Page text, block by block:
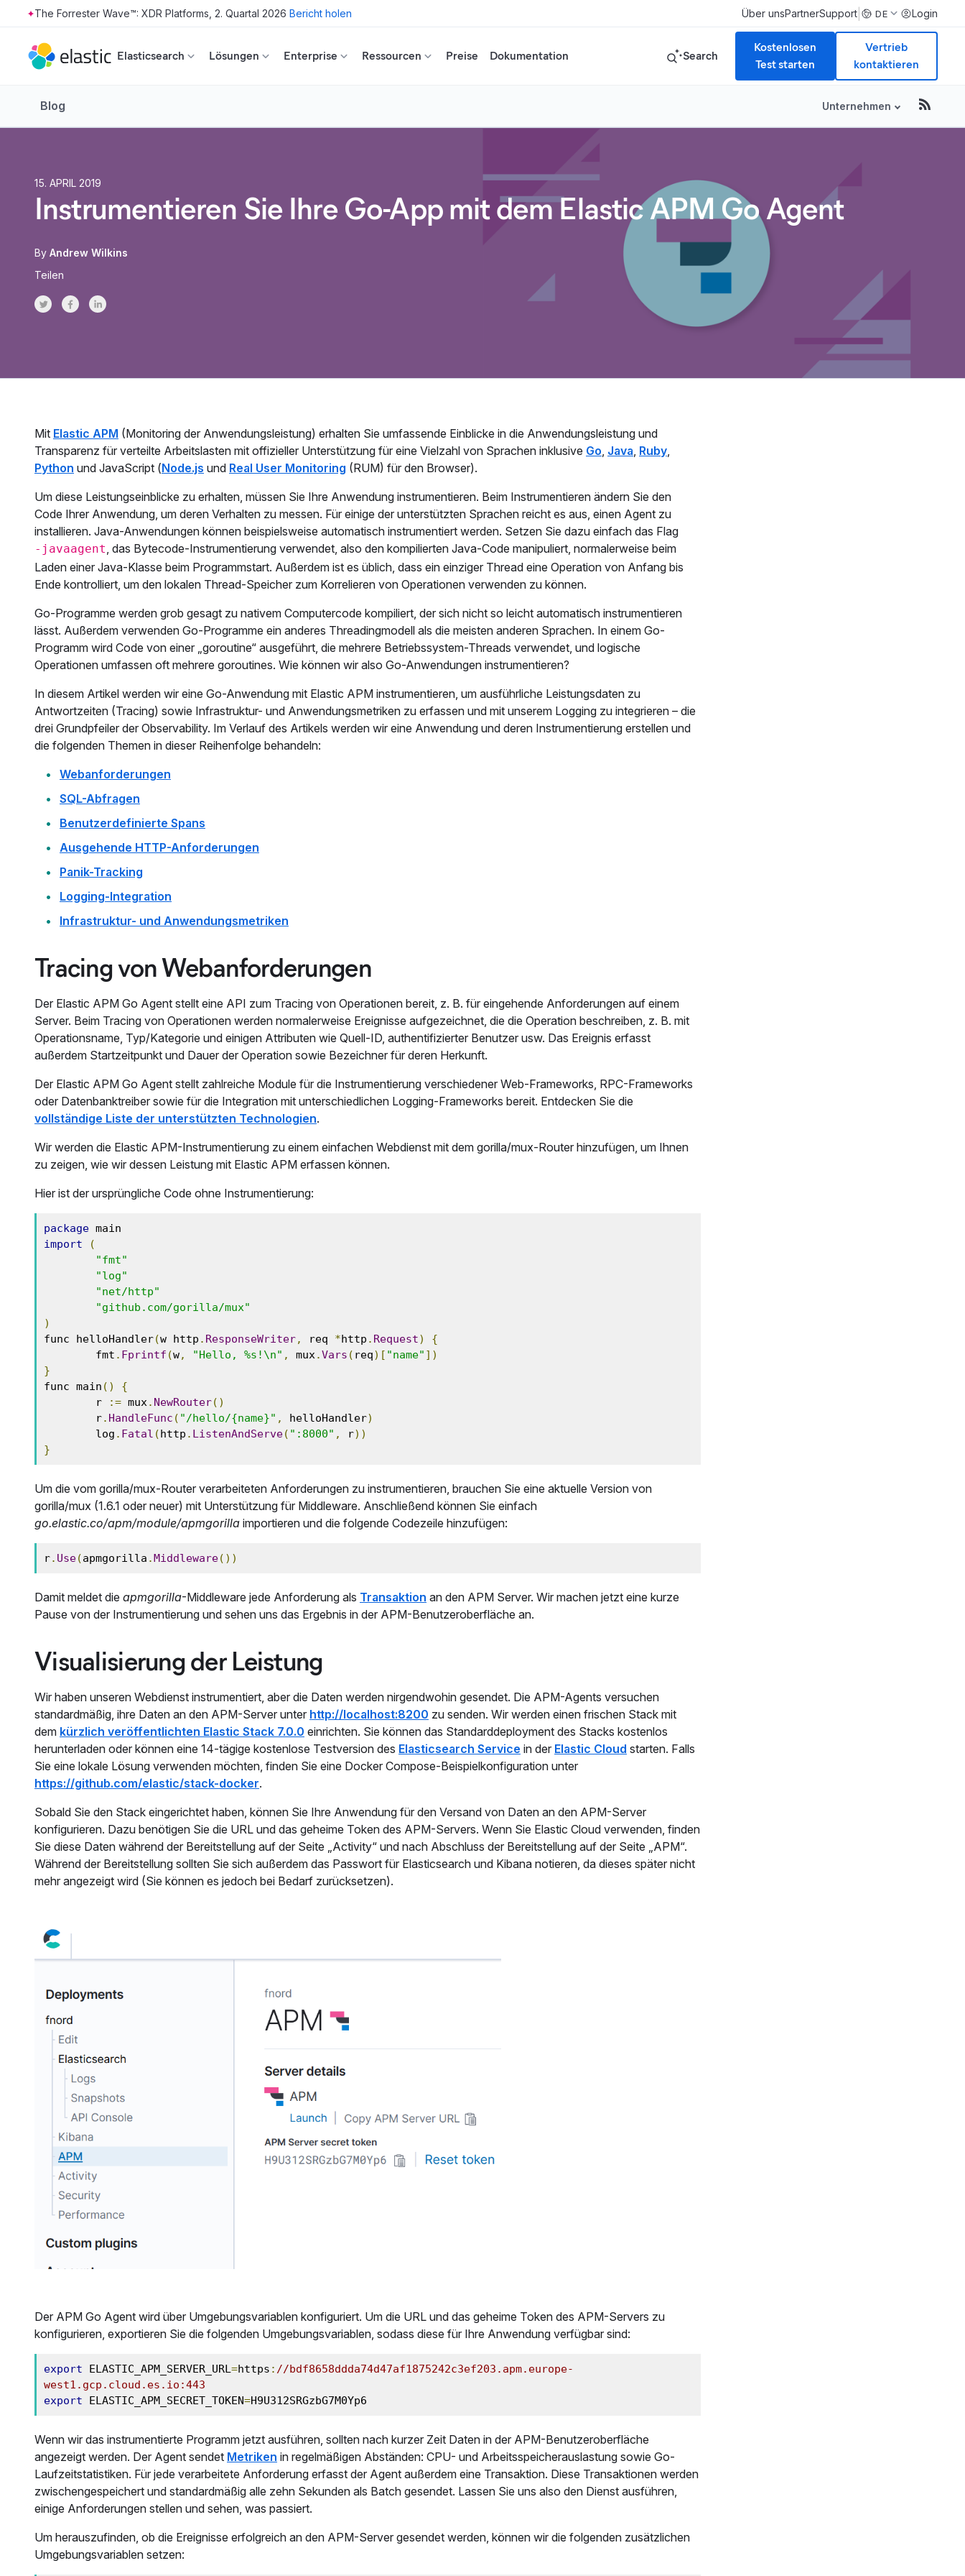
Skip to main content
The Forrester Wave™: XDR Platforms, 2. Quartal 2026 Bericht holen Über unsPartnerSupport DE Login
Elasticsearch Lösungen Enterprise Ressourcen Preise Dokumentation Search
Kostenlosen
Test starten
Vertrieb
kontaktieren
Blog Unternehmen
15. APRIL 2019
Instrumentieren Sie Ihre Go-App mit dem Elastic APM Go Agent
By Andrew Wilkins
Teilen
Share on Twitter
Share on Facebook
Share on LinkedInr
Mit Elastic APM (Monitoring der Anwendungsleistung) erhalten Sie umfassende Einblicke in die Anwendungsleistung und
Transparenz für verteilte Arbeitslasten mit offizieller Unterstützung für eine Vielzahl von Sprachen inklusive Go, Java, Ruby,
Python und JavaScript (Node.js und Real User Monitoring (RUM) für den Browser).
Um diese Leistungseinblicke zu erhalten, müssen Sie Ihre Anwendung instrumentieren. Beim Instrumentieren ändern Sie den
Code Ihrer Anwendung, um deren Verhalten zu messen. Für einige der unterstützten Sprachen reicht es aus, einen Agent zu
installieren. Java-Anwendungen können beispielsweise automatisch instrumentiert werden. Setzen Sie dazu einfach das Flag
‑javaagent, das Bytecode-Instrumentierung verwendet, also den kompilierten Java-Code manipuliert, normalerweise beim
Laden einer Java-Klasse beim Programmstart. Außerdem ist es üblich, dass ein einziger Thread eine Operation von Anfang bis
Ende kontrolliert, um den lokalen Thread-Speicher zum Korrelieren von Operationen verwenden zu können.
Go-Programme werden grob gesagt zu nativem Computercode kompiliert, der sich nicht so leicht automatisch instrumentieren
lässt. Außerdem verwenden Go-Programme ein anderes Threadingmodell als die meisten anderen Sprachen. In einem Go-
Programm wird Code von einer „goroutine“ ausgeführt, die mehrere Betriebssystem-Threads verwendet, und logische
Operationen umfassen oft mehrere goroutines. Wie können wir also Go-Anwendungen instrumentieren?
In diesem Artikel werden wir eine Go-Anwendung mit Elastic APM instrumentieren, um ausführliche Leistungsdaten zu
Antwortzeiten (Tracing) sowie Infrastruktur- und Anwendungsmetriken zu erfassen und mit unserem Logging zu integrieren – die
drei Grundpfeiler der Observability. Im Verlauf des Artikels werden wir eine Anwendung und deren Instrumentierung erstellen und
die folgenden Themen in dieser Reihenfolge behandeln:
Webanforderungen
SQL-Abfragen
Benutzerdefinierte Spans
Ausgehende HTTP-Anforderungen
Panik-Tracking
Logging-Integration
Infrastruktur- und Anwendungsmetriken
Tracing von Webanforderungen
Der Elastic APM Go Agent stellt eine API zum Tracing von Operationen bereit, z. B. für eingehende Anforderungen auf einem
Server. Beim Tracing von Operationen werden normalerweise Ereignisse aufgezeichnet, die die Operation beschreiben, z. B. mit
Operationsname, Typ/Kategorie und einigen Attributen wie Quell-ID, authentifizierter Benutzer usw. Das Ereignis erfasst
außerdem Startzeitpunkt und Dauer der Operation sowie Bezeichner für deren Herkunft.
Der Elastic APM Go Agent stellt zahlreiche Module für die Instrumentierung verschiedener Web-Frameworks, RPC-Frameworks
oder Datenbanktreiber sowie für die Integration mit unterschiedlichen Logging-Frameworks bereit. Entdecken Sie die
vollständige Liste der unterstützten Technologien.
Wir werden die Elastic APM-Instrumentierung zu einem einfachen Webdienst mit dem gorilla/mux-Router hinzufügen, um Ihnen
zu zeigen, wie wir dessen Leistung mit Elastic APM erfassen können.
Hier ist der ursprüngliche Code ohne Instrumentierung:
package
import
(
"fmt"
"log"
"net/http"
"github.com/gorilla/mux"
)
func helloHandler(w http . ResponseWriter, req *http . Request)
{
        fmt
. Fprintf (w, "Hello, %s!\n" , mux.Vars ( req)[ "name" ])
}
func main ()
{
        r
:= mux. NewRouter()
        r
. HandleFunc ( "/hello/{name}" , helloHandler)
        log
. Fatal (http . ListenAndServe( ":8000" , r))
}
Um die vom gorilla/mux-Router verarbeiteten Anforderungen zu instrumentieren, brauchen Sie eine aktuelle Version von
gorilla/mux (1.6.1 oder neuer) mit Unterstützung für Middleware. Anschließend können Sie einfach
go.elastic.co/apm/module/apmgorilla importieren und die folgende Codezeile hinzufügen:
r. Use(apmgorilla .Middleware())
Damit meldet die apmgorilla-Middleware jede Anforderung als Transaktion an den APM Server. Wir machen jetzt eine kurze
Pause von der Instrumentierung und sehen uns das Ergebnis in der APM-Benutzeroberfläche an.
Visualisierung der Leistung
Wir haben unseren Webdienst instrumentiert, aber die Daten werden nirgendwohin gesendet. Die APM-Agents versuchen
standardmäßig, ihre Daten an den APM-Server unter http://localhost:8200 zu senden. Wir werden einen frischen Stack mit
dem kürzlich veröffentlichten Elastic Stack 7.0.0 einrichten. Sie können das Standarddeployment des Stacks kostenlos
herunterladen oder können eine 14-tägige kostenlose Testversion des Elasticsearch Service in der Elastic Cloud starten. Falls
Sie eine lokale Lösung verwenden möchten, finden Sie eine Docker Compose-Beispielkonfiguration unter
https://github.com/elastic/stack-docker.
Sobald Sie den Stack eingerichtet haben, können Sie Ihre Anwendung für den Versand von Daten an den APM-Server
konfigurieren. Dazu benötigen Sie die URL und das geheime Token des APM-Servers. Wenn Sie Elastic Cloud verwenden, finden
Sie diese Daten während der Bereitstellung auf der Seite „Activity“ und nach Abschluss der Bereitstellung auf der Seite „APM“.
Während der Bereitstellung sollten Sie sich außerdem das Passwort für Elasticsearch und Kibana notieren, da dieses später nicht
mehr angezeigt wird (Sie können es jedoch bei Bedarf zurücksetzen).
Der APM Go Agent wird über Umgebungsvariablen konfiguriert. Um die URL und das geheime Token des APM-Servers zu
konfigurieren, exportieren Sie die folgenden Umgebungsvariablen, sodass diese für Ihre Anwendung verfügbar sind:
export ELASTIC_APM_SERVER_URL=https : //bdf8658ddda74d47af1875242c3ef203.apm.europe-
west1.gcp.cloud.es.io:443
export ELASTIC_APM_SECRET_TOKEN=H9U312SRGzbG7M0Yp6
Wenn wir das instrumentierte Programm jetzt ausführen, sollten nach kurzer Zeit Daten in der APM-Benutzeroberfläche
angezeigt werden. Der Agent sendet Metriken in regelmäßigen Abständen: CPU- und Arbeitsspeicherauslastung sowie Go-
Laufzeitstatistiken. Für jede verarbeitete Anforderung erfasst der Agent außerdem eine Transaktion. Diese Transaktionen werden
zwischengespeichert und standardmäßig alle zehn Sekunden als Batch gesendet. Lassen Sie uns also den Dienst ausführen,
einige Anforderungen stellen und sehen, was passiert.
Um herauszufinden, ob die Ereignisse erfolgreich an den APM-Server gesendet werden, können wir die folgenden zusätzlichen
Umgebungsvariablen setzen: